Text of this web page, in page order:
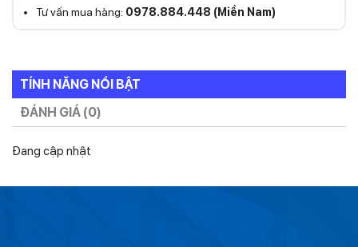
Tư vấn mua hàng: 0978.884.448 (Miền Nam)
TÍNH NĂNG NỔI BẬT
ĐÁNH GIÁ (0)
Đang cập nhật